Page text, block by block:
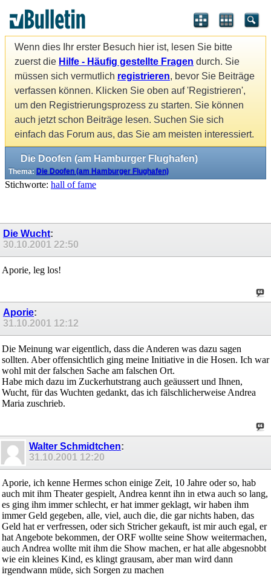
Wenn dies Ihr erster Besuch hier ist, lesen Sie bitte
zuerst die Hilfe - Häufig gestellte Fragen durch. Sie
müssen sich vermutlich registrieren, bevor Sie Beiträge
verfassen können. Klicken Sie oben auf 'Registrieren',
um den Registrierungsprozess zu starten. Sie können
auch jetzt schon Beiträge lesen. Suchen Sie sich
einfach das Forum aus, das Sie am meisten interessiert.
Die Doofen (am Hamburger Flughafen)
Thema: Die Doofen (am Hamburger Flughafen)
Stichworte: hall of fame
Die Wucht:
30.10.2001 22:50
Aporie, leg los!
Aporie:
31.10.2001 12:12
Die Meinung war eigentlich, dass die Anderen was dazu sagen
sollten. Aber offensichtlich ging meine Initiative in die Hosen. Ich war
wohl mit der falschen Sache am falschen Ort.
Habe mich dazu im Zuckerhutstrang auch geäussert und Ihnen,
Wucht, für das Wuchten gedankt, das ich fälschlicherweise Andrea
Maria zuschrieb.
Walter Schmidtchen:
31.10.2001 12:20
Aporie, ich kenne Hermes schon einige Zeit, 10 Jahre oder so, hab
auch mit ihm Theater gespielt, Andrea kennt ihn in etwa auch so lang,
es ging ihm immer schlecht, er hat immer geklagt, wir haben ihm
immer Geld gegeben, alle, viel, auch die, die gar nichts haben, das
Geld hat er verfressen, oder sich Stricher gekauft, ist mir auch egal, er
hat Angebote bekommen, der ORF wollte seine Show weitermachen,
auch Andrea wollte mit ihm die Show machen, er hat alle abgesnobbt
wie ein kleines Kind, es klingt grausam, aber man wird dann
irgendwann müde, sich Sorgen zu machen